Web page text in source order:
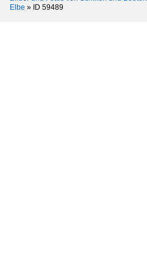
Elbe » ID 59489